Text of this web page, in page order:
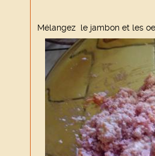
Mélangez le jambon et les